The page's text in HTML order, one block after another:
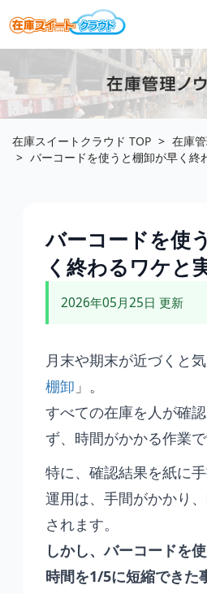
在庫スイートクラウド TOP
在庫
バーコードを使うと棚卸が早く終
バーコードを使
く終わるワケと
2026年05月25日 更新
月末や期末が近づくと
棚卸 」。
すべての在庫を人が確
ず、時間がかかる作業で
特に、確認結果を紙に
運用は、手間がかかり
されます。
しかし、バーコードを
時間を1/5に短縮できた